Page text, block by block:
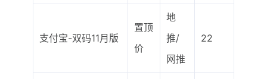
支付宝-双码11月版
置顶
价
地
推/
网推
22